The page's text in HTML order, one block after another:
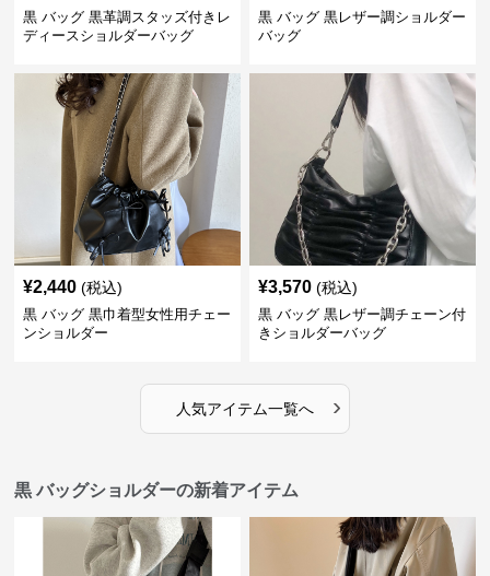
黒 バッグ 黒革調スタッズ付きレ
ディースショルダーバッグ
黒 バッグ 黒レザー調ショルダー
バッグ
¥2,440 (税込)
黒 バッグ 黒巾着型女性用チェー
ンショルダー
¥3,570 (税込)
黒 バッグ 黒レザー調チェーン付
きショルダーバッグ
人気アイテム一覧へ ›
黒 バッグショルダーの新着アイテム